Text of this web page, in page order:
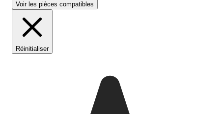
Voir les pièces compatibles
Réinitialiser